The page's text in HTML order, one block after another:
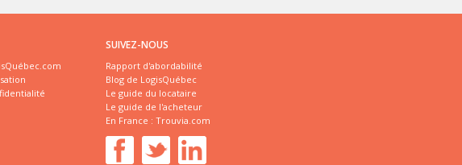
SUIVEZ-NOUS
Rapport d'abordabilité
Blog de LogisQuébec
Le guide du locataire
Le guide de l'acheteur
En France : Trouvia.com